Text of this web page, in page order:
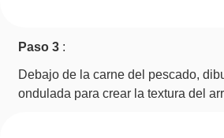
Paso 3 :
Debajo de la carne del pescado,
ondulada para crear la textura del